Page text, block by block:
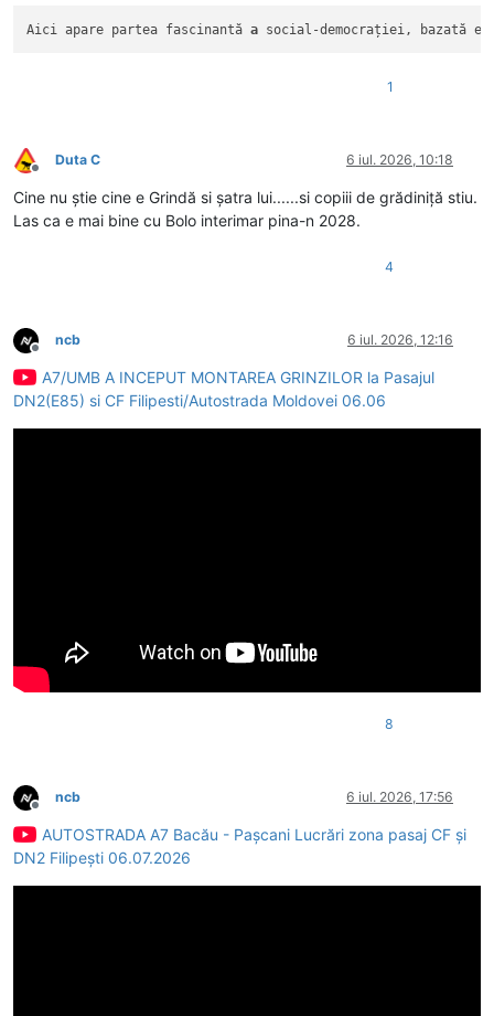
Aici apare partea fascinantă a social-democrației, bazată
1
Deconectat
Duta C 6 iul. 2026, 10:18
Cine nu știe cine e Grindă si șatra lui......si copiii de grădiniță stiu.
Las ca e mai bine cu Bolo interimar pina-n 2028.
4
Deconectat
ncb 6 iul. 2026, 12:16
A7/UMB A INCEPUT MONTAREA GRINZILOR la Pasajul
DN2(E85) si CF Filipesti/Autostrada Moldovei 06.06
8
Deconectat
ncb 6 iul. 2026, 17:56
AUTOSTRADA A7 Bacău - Pașcani Lucrări zona pasaj CF și
DN2 Filipești 06.07.2026